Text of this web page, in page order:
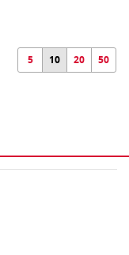
5 10 20 50